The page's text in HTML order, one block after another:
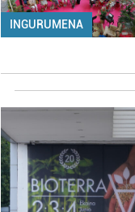
INGURUMENA